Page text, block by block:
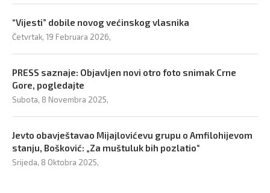
“Vijesti” dobile novog većinskog vlasnika
Četvrtak, 19 Februara 2026,
PRESS saznaje: Objavljen novi otro foto snimak Crne
Gore, pogledajte
Subota, 8 Novembra 2025,
Jevto obavještavao Mijajlovićevu grupu o Amfilohijevom
stanju, Bošković: „Za muštuluk bih pozlatio“
Srijeda, 8 Oktobra 2025,